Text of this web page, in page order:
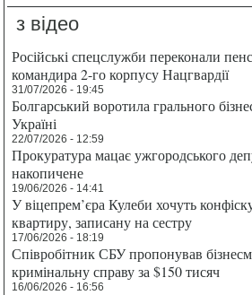
з відео
Російські спецслужби переконали
командира 2-го корпусу Нацгвардії
31/07/2026 - 19:45
Болгарський воротила грального
Україні
22/07/2026 - 12:59
Прокуратура мацає ужгородського
накопичене
19/06/2026 - 14:41
У віцепрем’єра Кулеби хочуть
квартиру, записану на сестру
17/06/2026 - 18:19
Співробітник СБУ пропонував
кримінальну справу за $150 тисяч
16/06/2026 - 16:56